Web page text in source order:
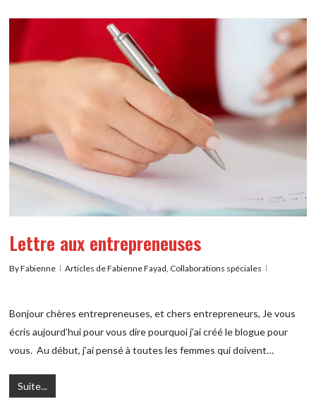
Lettre aux entrepreneuses
ByFabienne Articles de Fabienne Fayad Collaborations spéciales
Bonjour chères entrepreneuses, et chers entrepreneurs, Je vous
écris aujourd’hui pour vous dire pourquoi j’ai créé le blogue pour
vous. Au début, j’ai pensé à toutes les femmes qui doivent…
Suite...